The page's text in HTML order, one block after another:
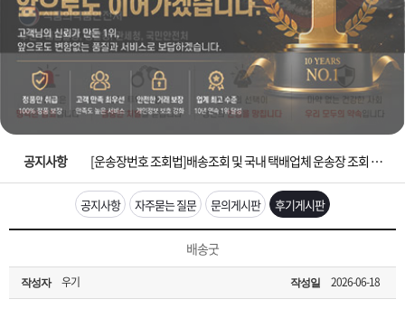
필
요
니
Q&A
파
워
맨
제
품
은
노
객
마
공지사항
입금확인이 안되는 상황을 대비해 꼭 입금후 고객센터 연락바랍니다.
[2026구정 연휴]설 연휴 배송 및 휴무 안내
[운송장번호 조회법]배송조회 및 국내 택배업체 운송장 조회 하는법
[ios앱 오픈]아이폰 고객 앱설치 가능합니다.
[무인택배함 이용 안내] 집 밖에 주소로 택배 받기
입금확인이 안되는 상황을 대비해 꼭 입금후 고객센터 연락바랍니다.
공지사항 자주묻는 질문 문의게시판 후기게시판
배송굿
작성자 우기 작성일 2026-06-18